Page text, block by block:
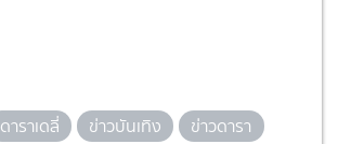
ดาราเดลี่ ข่าวบันเทิง
ข่าวดารา